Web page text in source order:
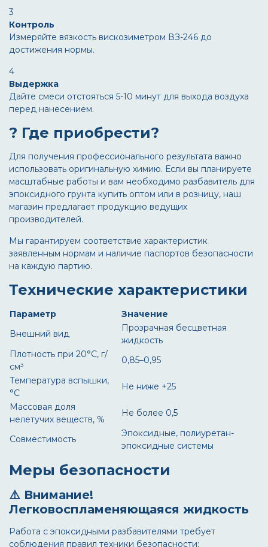
3
Контроль
Измеряйте вязкость вискозиметром ВЗ-246 до
достижения нормы.
4
Выдержка
Дайте смеси отстояться 5-10 минут для выхода воздуха
перед нанесением.
? Где приобрести?
Для получения профессионального результата важно
использовать оригинальную химию. Если вы планируете
масштабные работы и вам необходимо разбавитель для
эпоксидного грунта купить оптом или в розницу, наш
магазин предлагает продукцию ведущих
производителей.
Мы гарантируем соответствие характеристик
заявленным нормам и наличие паспортов безопасности
на каждую партию.
Технические характеристики
Параметр
Значение
Внешний вид
Прозрачная бесцветная
жидкость
Плотность при 20°C, г/
см³
0,85–0,95
Температура вспышки,
°C
Не ниже +25
Массовая доля
нелетучих веществ, %
Не более 0,5
Совместимость
Эпоксидные, полиуретан-
эпоксидные системы
Меры безопасности
⚠️ Внимание!
Легковоспламеняющаяся жидкость
Работа с эпоксидными разбавителями требует
соблюдения правил техники безопасности: